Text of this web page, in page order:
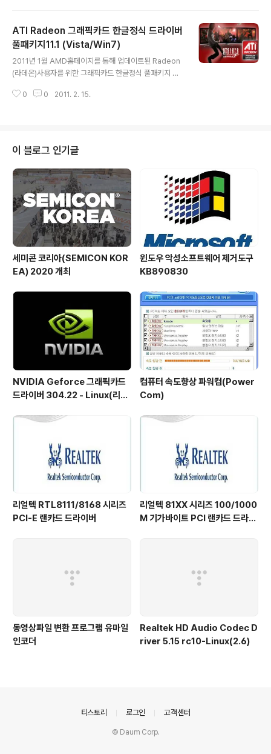
제공되며, 본 드라이버는 디스플레이 드라이버, 컨트롤센
터(CCC), OpenCL 드라이버, ATI 통합 드라이버가 포함
된 풀 패키지 버전 입니다. 지원가능한 그래픽카드의 모델
은 다음과 같습니다. 데스크탑 제품군 AMD Radeon HD
6900 Series ATI Radeon HD 4800 Series AMD
Radeon HD 6800 Series ATI ..
ATI Radeon 그래픽카드 한글정식 드라이버
풀패키지11.1 (Vista/Win7)
2011년 1월 AMD홈페이지를 통해 업데이트된 Radeon
(라데온)사용자를 위한 그래픽카드 한글정식 풀패키지 윈
그래픽카드 한글정식 드라이버 풀패키지 11.1(Vista/Win
트롤센터(CCC), OpenCL 드라이버, ATI 통합 드라이버
가 포함된 풀 패키지 버전 입니다. 지원가능한 그래픽카드
의 모델은 다음과 같습니다. 데스크탑 제품군 AMD Rade
on HD 6900 Series ATI Radeon HD 4800 Series
AMD Radeon HD 6800 Series..
0 0 2011. 2. 15.
이 블로그 인기글
세미콘 코리아(SEMICON KOR
EA) 2020 개최
윈도우 악성소프트웨어 제거도구
KB890830
NVIDIA Geforce 그래픽카드
드라이버 304.22 - Linux(리눅
컴퓨터 속도향상 파워컴(Power
Com)
리얼텍 RTL8111/8168 시리즈
PCI-E 랜카드 드라이버
리얼텍 81XX 시리즈 100/1000
M 기가바이트 PCI 랜카드 드라이
동영상파일 변환 프로그램 유마일
인코더
Realtek HD Audio Codec D
river 5.15 rc10-Linux(2.6)
티스토리 로그인 고객센터
© Daum Corp.